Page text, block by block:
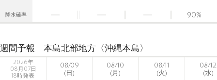
降水確率 90%
週間予報 本島北部地方〈沖縄本島〉
2026年
08月07日
18時発表
08/09
(日)
08/10
(月)
08/11
(火)
08/12
(水)